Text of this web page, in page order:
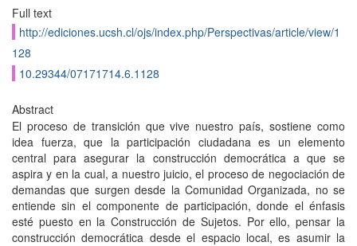
Full text
http://ediciones.ucsh.cl/ojs/index.php/Perspectivas/article/view/1
128
10.29344/07171714.6.1128
Abstract
El proceso de transición que vive nuestro país, sostiene como
idea fuerza, que la participación ciudadana es un elemento
central para asegurar la construcción democrática a que se
aspira y en la cual, a nuestro juicio, el proceso de negociación de
demandas que surgen desde la Comunidad Organizada, no se
entiende sin el componente de participación, donde el énfasis
esté puesto en la Construcción de Sujetos. Por ello, pensar la
construcción democrática desde el espacio local, es asumir la